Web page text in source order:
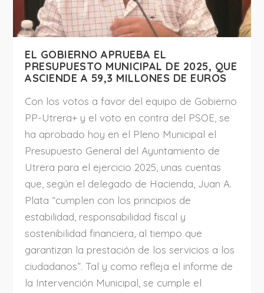
EL GOBIERNO APRUEBA EL
PRESUPUESTO MUNICIPAL DE 2025, QUE
ASCIENDE A 59,3 MILLONES DE EUROS
Con los votos a favor del equipo de Gobierno
PP-Utrera+ y el voto en contra del PSOE, se
ha aprobado hoy en el Pleno Municipal el
Presupuesto General del Ayuntamiento de
Utrera para el ejercicio 2025, unas cuentas
que, según el delegado de Hacienda, Juan A.
Plata “cumplen con los principios de
estabilidad, responsabilidad fiscal y
sostenibilidad financiera, al tiempo que
garantizan la prestación de los servicios a los
ciudadanos”. Tal y como refleja el informe de
la Intervención Municipal, se cumple el